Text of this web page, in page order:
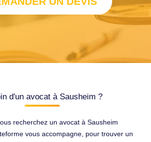
d'un avocat à Sausheim ?
recherchez un avocat à Sausheim
vous accompagne, pour trouver un